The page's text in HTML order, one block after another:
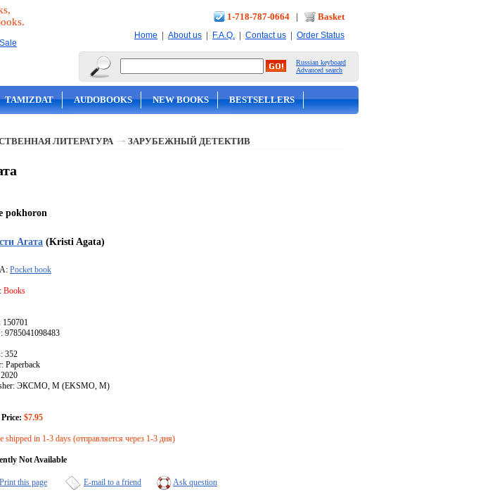
1-718-787-0664 | Basket
Home | About us | F.A.Q. | Contact us | Order Status
Russian keyboard
Advanced search
TAMIZDAT AUDOBOOKS NEW BOOKS BESTSELLERS
ЛИТЕРАТУРА ЗАРУБЕЖНЫЙ ДЕТЕКТИВ
pokhoron
Агата (Kristi Agata)
Pocket book
Books
9785041098483
352
Paperback
ЭКСМО, М (EKSMO, M)
$7.95
shipped in 1-3 days (отправляется через 1-3 дня)
Not Available
Print this page E-mail to a friend Ask question